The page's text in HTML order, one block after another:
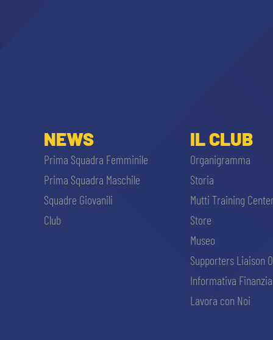
NEWS
Prima Squadra Femminile
Prima Squadra Maschile
Squadre Giovanili
Club
IL CLUB
Organigramma
Storia
Mutti Training
Store
Museo
Supporters Liaison
Informativa
Lavora con Noi